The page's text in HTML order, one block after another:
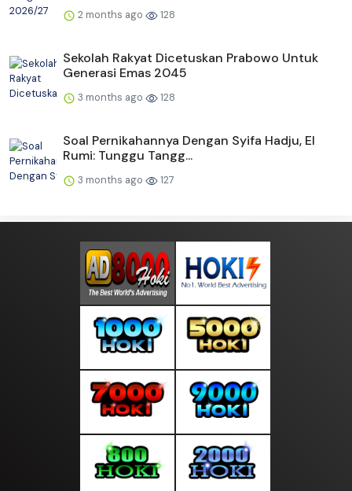
2 months ago 128
Sekolah Rakyat Dicetuskan Prabowo Untuk
Generasi Emas 2045
3 months ago 128
Soal Pernikahannya Dengan Syifa Hadju, El
Rumi: Tunggu Tangg...
3 months ago 127